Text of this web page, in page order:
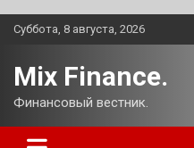
Перейти
Суббота, 8 августа, 2026
Mix Finance.
Финансовый вестник.